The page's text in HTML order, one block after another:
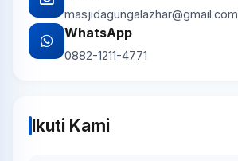
masjidagungalazhar@gmail.com
WhatsApp
0882-1211-4771
Ikuti Kami